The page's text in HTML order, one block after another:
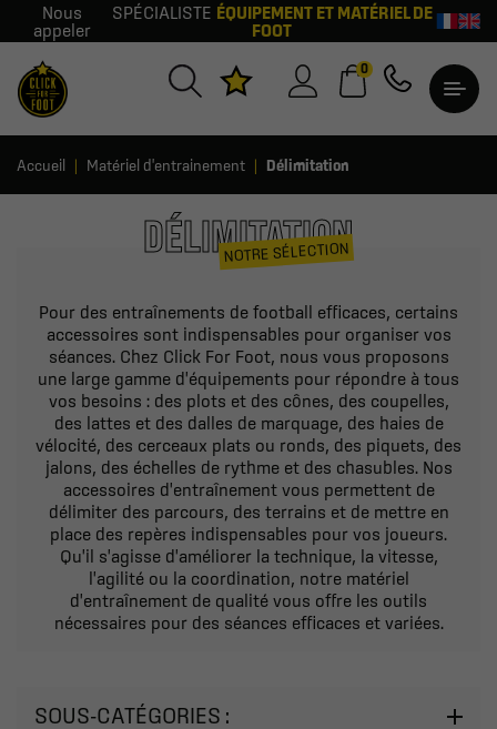
Nous
appeler
SPÉCIALISTE ÉQUIPEMENT ET MATÉRIEL DE
FOOT
0
Accueil Matériel d'entrainement Délimitation
DÉLIMITATION
NOTRE SÉLECTION
Pour des entraînements de football efficaces, certains
accessoires sont indispensables pour organiser vos
séances. Chez Click For Foot, nous vous proposons
une large gamme d'équipements pour répondre à tous
vos besoins : des plots et des cônes, des coupelles,
des lattes et des dalles de marquage, des haies de
vélocité, des cerceaux plats ou ronds, des piquets, des
jalons, des échelles de rythme et des chasubles. Nos
accessoires d'entraînement vous permettent de
délimiter des parcours, des terrains et de mettre en
place des repères indispensables pour vos joueurs.
Qu'il s'agisse d'améliorer la technique, la vitesse,
l'agilité ou la coordination, notre matériel
d'entraînement de qualité vous offre les outils
nécessaires pour des séances efficaces et variées.
SOUS-CATÉGORIES :